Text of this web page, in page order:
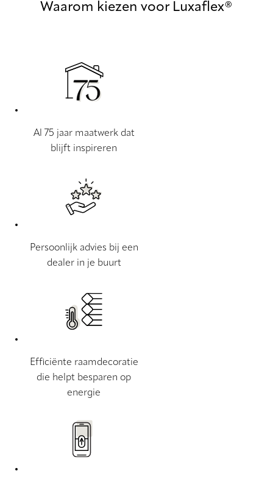
Waarom kiezen voor Luxaflex®
Al 75 jaar maatwerk dat
blijft inspireren
Persoonlijk advies bij een
dealer in je buurt
Efficiënte raamdecoratie
die helpt besparen op
energie